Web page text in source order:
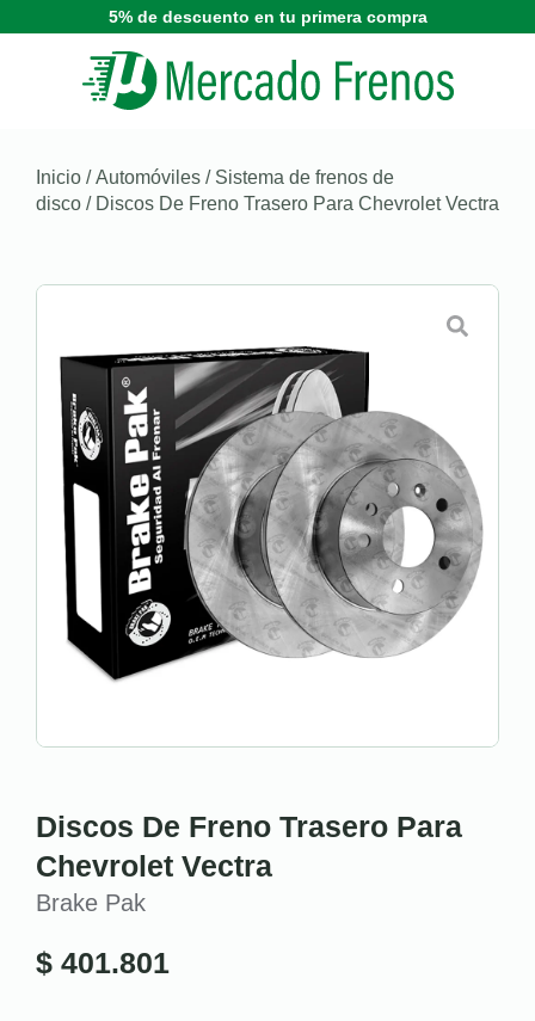
5% de descuento en tu primera compra
Inicio /Automóviles / Sistema de frenos de
disco / Discos De Freno Trasero Para Chevrolet Vectra
Discos De Freno Trasero Para
Chevrolet Vectra
Brake Pak
$ 401.801